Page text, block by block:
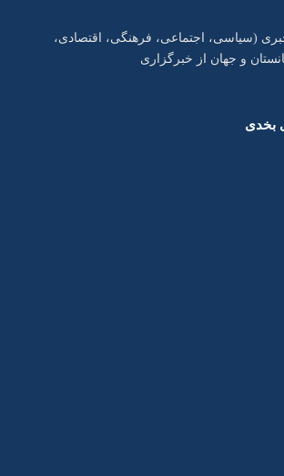
(سیاسی، اجتماعی، فرهنگی، اقتصادی،
و جهان از خبرگزاری
بخدی